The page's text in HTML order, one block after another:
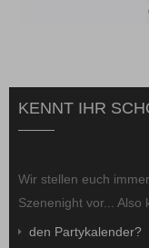
KENNT IHR
Wir stellen euch
Szenenight vor... Also
den Partykalender?